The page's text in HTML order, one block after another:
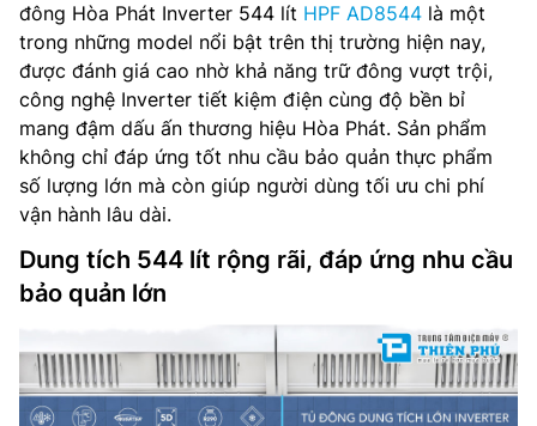
đông Hòa Phát Inverter 544 lít HPF AD8544 là một
trong những model nổi bật trên thị trường hiện nay,
được đánh giá cao nhờ khả năng trữ đông vượt trội,
công nghệ Inverter tiết kiệm điện cùng độ bền bỉ
mang đậm dấu ấn thương hiệu Hòa Phát. Sản phẩm
không chỉ đáp ứng tốt nhu cầu bảo quản thực phẩm
số lượng lớn mà còn giúp người dùng tối ưu chi phí
vận hành lâu dài.
Dung tích 544 lít rộng rãi, đáp ứng nhu cầu
bảo quản lớn